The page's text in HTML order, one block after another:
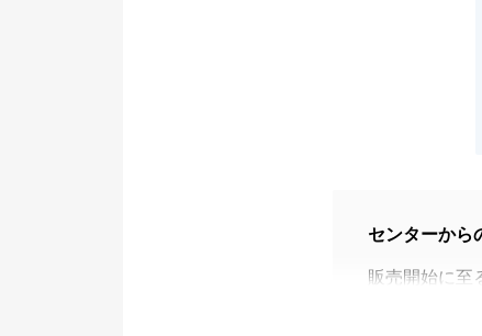
センターから
販売開始に至